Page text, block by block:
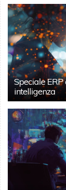
Speciale
intelligenza